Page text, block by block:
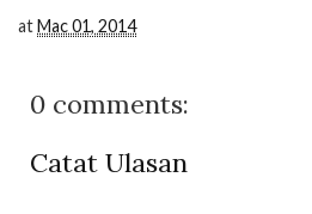
atMac 01, 2014
0 comments:
Catat Ulasan